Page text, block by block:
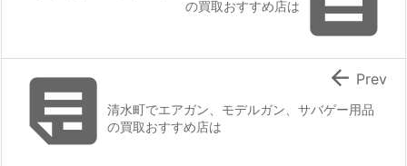
の買取おすすめ店は
清水町でエアガン、モデルガン、サバゲー用品
の買取おすすめ店は
 Prev